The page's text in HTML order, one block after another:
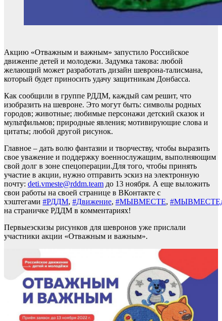
Акцию «Отважным и важным» запустило Российское
движенпе детей и молодежи. Задумка такова: любой
желающий может разработать дизайн шеврона-талисмана,
который будет приносить удачу защитникам Донбасса.
Как сообщили в группе РДДМ, каждый сам решит, что
изобразить на шевроне. Это могут быть: символы родных
городов; животные; любимые персонажи детский сказок и
мультфильмов; природные явления; мотивирующие слова и
цитаты; любой другой рисунок.
Главное – дать волю фантазии и творчеству, чтобы выразить
свое уважение и поддержку военнослужащим, выполняющим
свой долг в зоне спецоперации.Для того, чтобы принять
участие в акции, нужно отправить эскиз на электронную
почту: deti.vmeste@rddm.team до 13 ноября. А еще выложить
свои работы на своей странице в ВКонтакте с
хэштегами #РДДМ, #Движение, #МЫВМЕСТЕ,
на страничке РДДМ в комментариях!
Первыеэскизы рисунков для шевронов уже прислали
участники акции «Отважным и важным».